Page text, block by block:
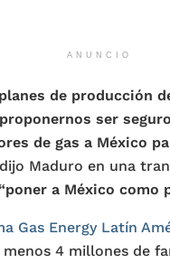
ANUNCIO
de producción
ser
de gas a México
Maduro en una
a México como
Gas Energy Latín
menos 4 millones de